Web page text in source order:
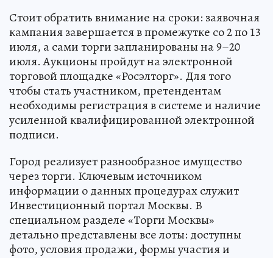
Стоит обратить внимание на сроки: заявочная
кампания завершается в промежутке со 2 по 13
июля, а сами торги запланированы на 9–20
июля. Аукционы пройдут на электронной
торговой площадке «Росэлторг». Для того
чтобы стать участником, претендентам
необходимы регистрация в системе и наличие
усиленной квалифицированной электронной
подписи.
Город реализует разнообразное имущество
через торги. Ключевым источником
информации о данных процедурах служит
Инвестиционный портал Москвы. В
специальном разделе «Торги Москвы»
детально представлены все лоты: доступны
фото, условия продажи, формы участия и